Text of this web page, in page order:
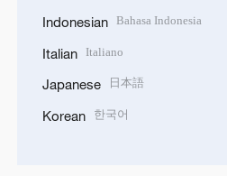
Indonesian Bahasa Indonesia
Italian Italiano
Japanese 日本語
Korean 한국어